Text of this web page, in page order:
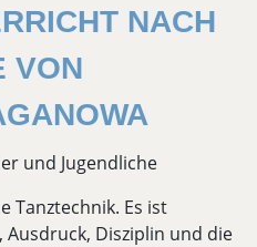
NACH
VON
und Jugendliche
Tanztechnik. Es ist
Disziplin und die